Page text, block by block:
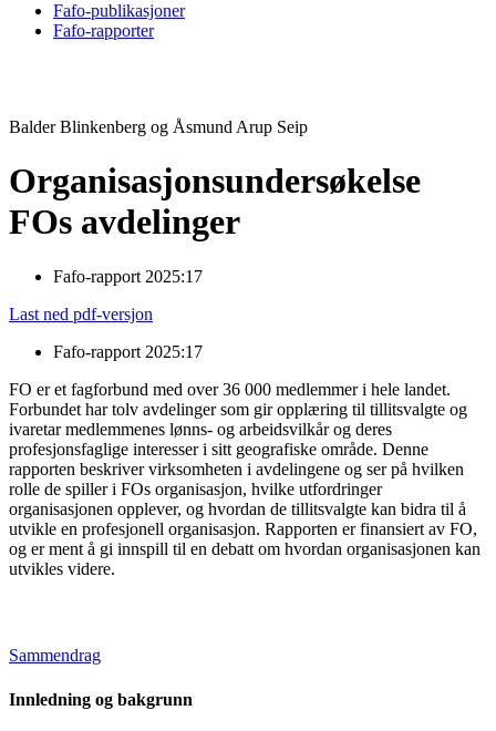
Fafo-publikasjoner
Fafo-rapporter
Balder Blinkenberg og Åsmund Arup Seip
Organisasjonsundersøkelse
FOs avdelinger
Fafo-rapport 2025:17
Last ned pdf-versjon
Fafo-rapport 2025:17
FO er et fagforbund med over 36 000 medlemmer i hele landet.
Forbundet har tolv avdelinger som gir opplæring til tillitsvalgte og
ivaretar medlemmenes lønns- og arbeidsvilkår og deres
profesjonsfaglige interesser i sitt geografiske område. Denne
rapporten beskriver virksomheten i avdelingene og ser på hvilken
rolle de spiller i FOs organisasjon, hvilke utfordringer
organisasjonen opplever, og hvordan de tillitsvalgte kan bidra til å
utvikle en profesjonell organisasjon. Rapporten er finansiert av FO,
og er ment å gi innspill til en debatt om hvordan organisasjonen kan
utvikles videre.
Sammendrag
Innledning og bakgrunn